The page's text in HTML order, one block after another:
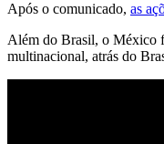
Após o comunicado, as
Além do Brasil, o México
multinacional, atrás do